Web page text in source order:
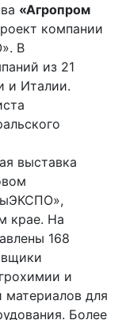
«Агропром
компании
В
из 21
и Италии.
выставка
крае. На
168
и
материалов для
Более